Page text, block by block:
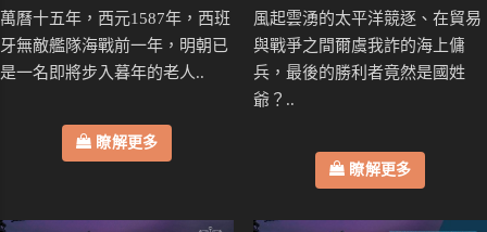
萬曆十五年，西元1587年，西班
牙無敵艦隊海戰前一年，明朝已
是一名即將步入暮年的老人..
瞭解更多
風起雲湧的太平洋競逐、在貿易
與戰爭之間爾虞我詐的海上傭
兵，最後的勝利者竟然是國姓
爺？..
瞭解更多